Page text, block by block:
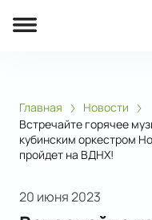
Главная
Новости
Встречайте горячее
кубинским оркестром
пройдет на ВДНХ!
20 июня 2023